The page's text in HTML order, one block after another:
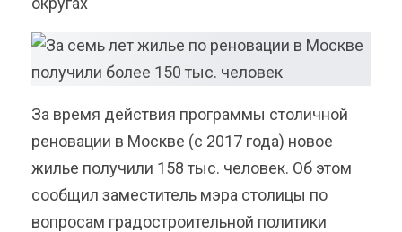
За время действия программы столичной
реновации в Москве (с 2017 года) новое
жилье получили 158 тыс. человек. Об этом
сообщил заместитель мэра столицы по
вопросам градостроительной политики